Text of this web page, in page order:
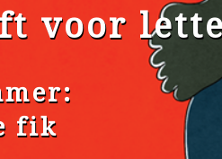
voor
fik